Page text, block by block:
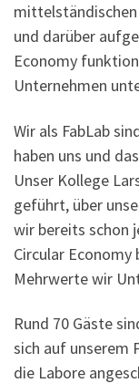
und darüber
Economy
Unternehmen
Wir als FabLab
haben uns und
Unser Kollege
geführt, über
wir bereits schon
Circular Economy
Mehrwerte wir
Rund 70 Gäste
sich auf unserem
die Labore